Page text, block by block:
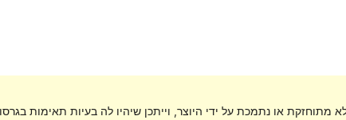
מתוחזקת או נתמכת על ידי היוצר, וייתכן שיהיו לה בעיות תאימות